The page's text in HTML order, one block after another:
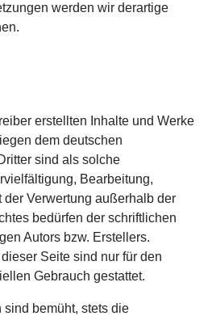
werden wir derartige
erstellten Inhalte und Werke
dem deutschen
sind als solche
Bearbeitung,
der Verwertung außerhalb der
bedürfen der schriftlichen
Autors bzw. Erstellers.
Seite sind nur für den
Gebrauch gestattet.
bemüht, stets die